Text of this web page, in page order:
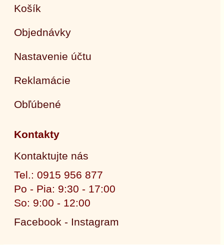
Košík
Objednávky
Nastavenie účtu
Reklamácie
Obľúbené
Kontakty
Kontaktujte nás
Tel.: 0915 956 877
Po - Pia: 9:30 - 17:00
So: 9:00 - 12:00
Facebook - Instagram